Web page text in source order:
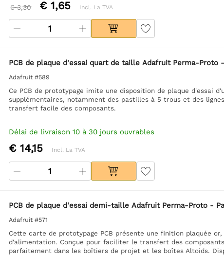
€ 3,30 € 1,65 Incl. La TVA
PCB de plaque d'essai quart de taille Adafruit Perma-Proto
Adafruit #589
Ce PCB de prototypage imite une disposition de plaque d'essai
supplémentaires, notamment des pastilles à 5 trous et des
transfert facile des composants.
Délai de livraison 10 à 30 jours ouvrables
€ 14,15 Incl. La TVA
PCB de plaque d'essai demi-taille Adafruit Perma-Proto -
Adafruit #571
Cette carte de prototypage PCB présente une finition plaquée
d'alimentation. Conçue pour faciliter le transfert des
parfaitement dans les boîtiers de projet et les boîtes Altoids.